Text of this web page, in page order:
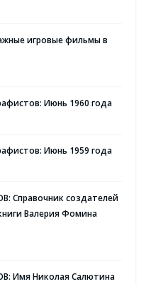
игровые фильмы в
Июнь 1960 года
Июнь 1959 года
Справочник создателей
Валерия Фомина
Имя Николая Салютина